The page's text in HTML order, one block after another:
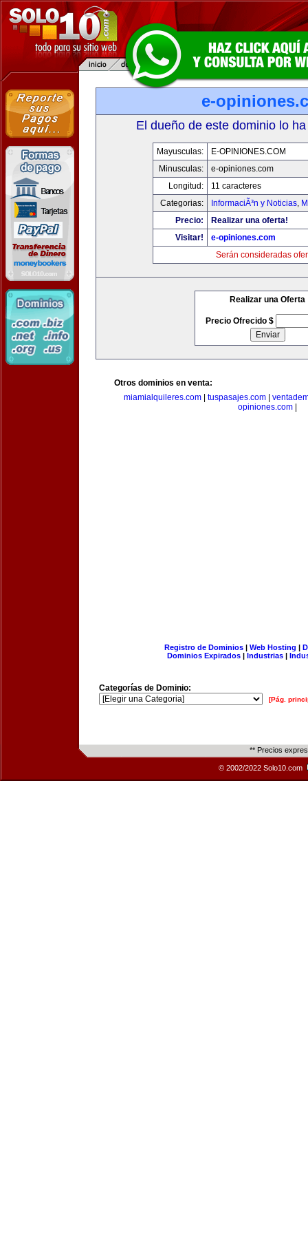
e-
El dueño de este dominio lo
Mayusculas:
E-OPINIONES.COM
Minusculas:
e-opiniones.com
Longitud:
11 caracteres
Categorias:
InformaciÃ³n y Noticias,
Precio:
Realizar una oferta!
Visitar!
e-opiniones.com
Serán consideradas
Realizar una Oferta
Precio Ofrecido $
Otros dominios en venta:
miamialquileres.com
tuspasajes.com
opiniones.com
Registro de Dominios| Web Hosting |
Dominios Expirados | Industrias |
Categorías de Dominio:
[Pág.
** Precios
© 2002/2022 Solo10.com